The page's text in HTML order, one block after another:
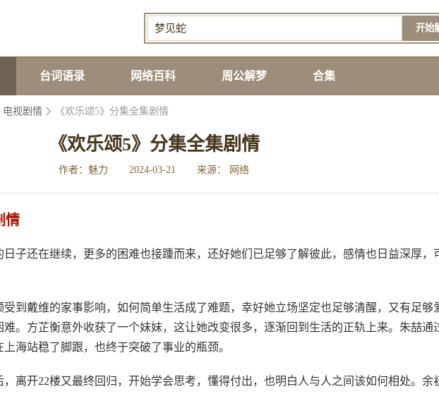
开始
台词语录 网络百科 周公解梦 合集
电视剧情 《欢乐颂5》分集全集剧情
《欢乐颂5》分集全集剧情
作者：魅力 2024-03-21 来源： 网络
情
日子还在继续，更多的困难也接踵而来，还好她们已足够了解彼此，感情也日益深厚，
到戴维的家事影响，如何简单生活成了难题，幸好她立场坚定也足够清醒，又有足够
。方芷衡意外收获了一个妹妹，这让她改变很多，逐渐回到生活的正轨上来。朱喆通
海站稳了脚跟，也终于突破了事业的瓶颈。
离开22楼又最终回归，开始学会思考，懂得付出，也明白人与人之间该如何相处。余